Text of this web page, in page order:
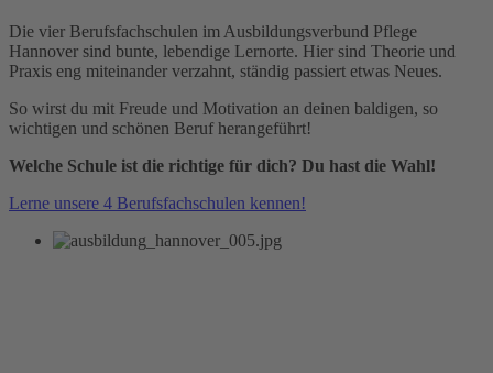
Die vier Berufsfachschulen im Ausbildungsverbund Pflege
Hannover sind bunte, lebendige Lernorte. Hier sind Theorie und
Praxis eng miteinander verzahnt, ständig passiert etwas Neues.
So wirst du mit Freude und Motivation an deinen baldigen, so
wichtigen und schönen Beruf herangeführt!
Welche Schule ist die richtige für dich? Du hast die Wahl!
Lerne unsere 4 Berufsfachschulen kennen!